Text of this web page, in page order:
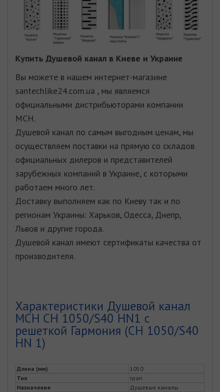
Купить Душевой канал в Киеве и Украине
Вы можете в нашем интернет-магазине
santechlike24.com.ua , мы являемся
официальными дистрибьюторами компании
MCH.
Душевой канал по самым выгодным ценам, мы
осуществляем поставки на прямую со складов
официальных дилеров и представителей
зарубежных компаний в Украине, с которыми
работаем много лет.
Доставку выполняем как по Киеву так и по
регионам Украины: Харьков, Одесса, Днепр,
Львов и другие города.
Душевой канал имеют сертификаты качества от
производителя.
Характеристики Душевой канал
MCH CH 1050/S40 HN1 с
решеткой Гармония (CH 1050/S40
HN 1)
Длина (мм)
1050
Тип
трап
Назначение
Душевые каналы